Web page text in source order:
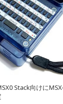
Stack向けに